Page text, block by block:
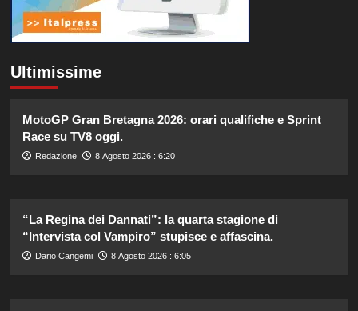
Ultimissime
MotoGP Gran Bretagna 2026: orari qualifiche e Sprint
Race su TV8 oggi.
Redazione 8 Agosto 2026 : 6:20
“La Regina dei Dannati”: la quarta stagione di
“Intervista col Vampiro” stupisce e affascina.
Dario Cangemi 8 Agosto 2026 : 6:05